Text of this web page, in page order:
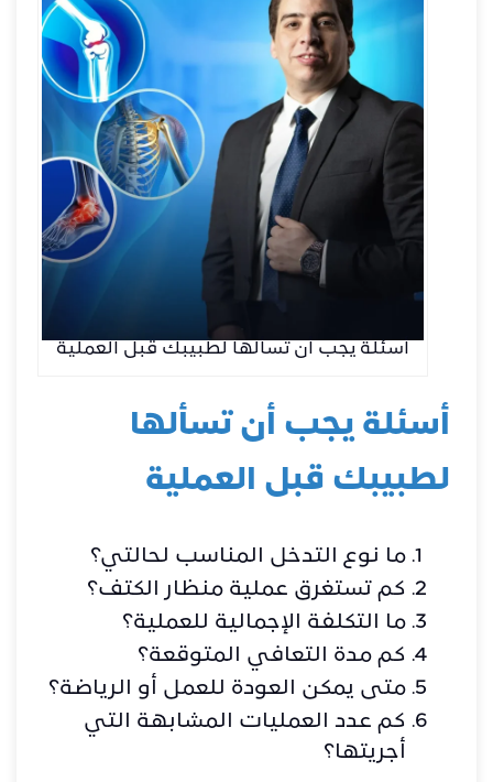
أسئلة يجب أن تسألها لطبيبك قبل العملية
أسئلة يجب أن تسألها
لطبيبك قبل العملية
ما نوع التدخل المناسب لحالتي؟
كم تستغرق عملية منظار الكتف؟
ما التكلفة الإجمالية للعملية؟
كم مدة التعافي المتوقعة؟
متى يمكن العودة للعمل أو الرياضة؟
كم عدد العمليات المشابهة التي
أجريتها؟